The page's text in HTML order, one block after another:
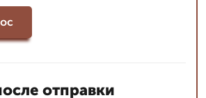
отправки